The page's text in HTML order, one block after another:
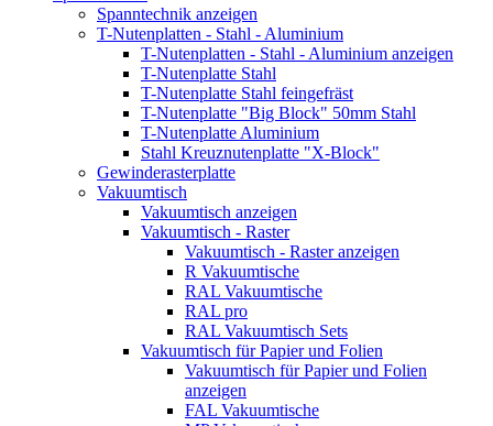
Spanntechnik anzeigen
T-Nutenplatten - Stahl - Aluminium
T-Nutenplatten - Stahl - Aluminium anzeigen
T-Nutenplatte Stahl
T-Nutenplatte Stahl feingefräst
T-Nutenplatte "Big Block" 50mm Stahl
T-Nutenplatte Aluminium
Stahl Kreuznutenplatte "X-Block"
Gewinderasterplatte
Vakuumtisch
Vakuumtisch anzeigen
Vakuumtisch - Raster
Vakuumtisch - Raster anzeigen
R Vakuumtische
RAL Vakuumtische
RAL pro
RAL Vakuumtisch Sets
Vakuumtisch für Papier und Folien
Vakuumtisch für Papier und Folien
anzeigen
FAL Vakuumtische